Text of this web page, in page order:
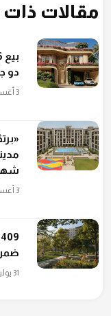
مقالات
دو
3 أغسطس 2026
3 أغسطس 2026
31 يوليو 2026